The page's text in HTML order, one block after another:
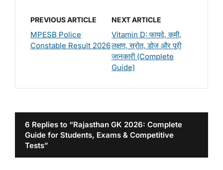
PREVIOUS ARTICLE
MPESB Police
Constable Result 2026
NEXT ARTICLE
Vitamin D: फायदे, कमी,
लक्षण, स्रोत, डोज और पूरी
जानकारी (Complete
Guide)
6 Replies to “Rajasthan GK 2026: Complete
Guide for Students, Exams & Competitive
Tests”